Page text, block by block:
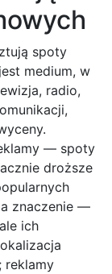
spoty
medium, w
radio,
— spoty
droższe
znaczenie —
ich
reklamy